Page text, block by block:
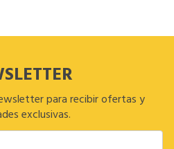
para recibir ofertas y
exclusivas.